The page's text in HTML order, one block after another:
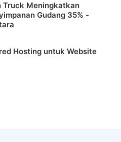
Truck Meningkatkan
Gudang 35% -
Hosting untuk Website